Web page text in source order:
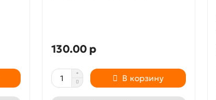
130.00 р
В корзину